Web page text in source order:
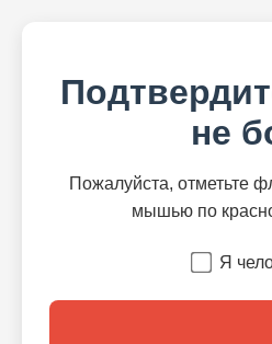
не
Пожалуйста, отметьте
мышью по
Я